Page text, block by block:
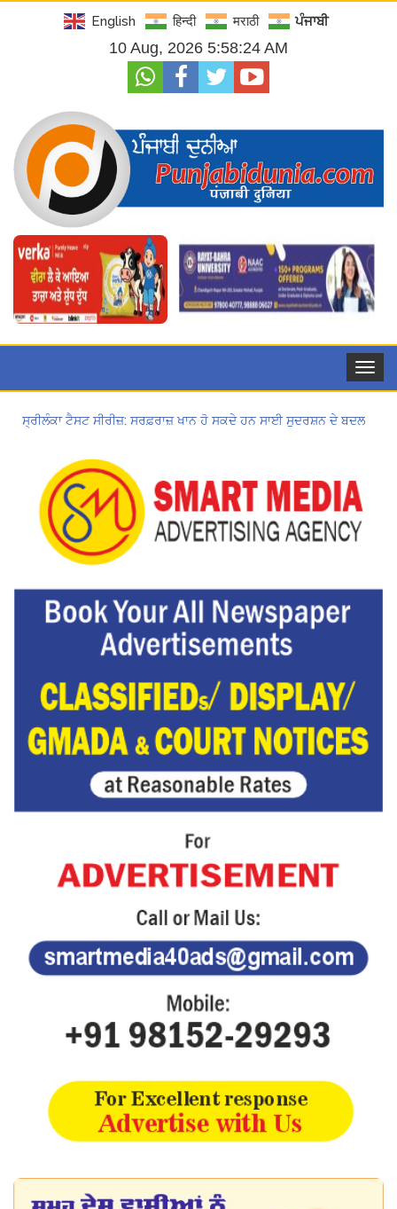
English हिन्दी मराठी ਪੰਜਾਬੀ
10 Aug, 2026 5:58:24 AM
Toggle
ਸ੍ਰੀਲੰਕਾ ਟੈਸਟ ਸੀਰੀਜ਼: ਸਰਫ਼ਰਾਜ਼ ਖਾਨ ਹੋ ਸਕਦੇ ਹਨ ਸਾਈ ਸੁਦਰਸ਼ਨ ਦੇ ਬਦਲ
Hukamnama Sri Darbar Sahib, Amritsar – Punjabi Dunia
CM ਮਾਨ ਨੇ 866 ਨੌਜਵਾਨਾਂ ਨੂੰ ਸਰਕਾਰੀ ਨੌਕਰੀਆਂ ਦੇ ਨਿਯੁਕਤੀ ਪੱਤਰ ਸੌਂਪੇ
Hukamnama Sri Darbar Sahib, Amritsar – Punjabi Dunia